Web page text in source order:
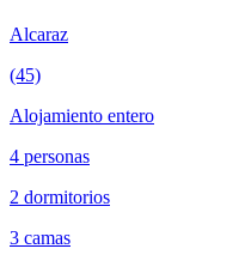
Alcaraz
(45)
Alojamiento entero
4 personas
2 dormitorios
3 camas